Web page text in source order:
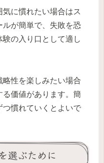
に慣れたい場合はス
ルが簡単で、失敗を恐
の入り口として適し
性を楽しみたい場合
価値があります。簡
慣れていくとよいで
選ぶために